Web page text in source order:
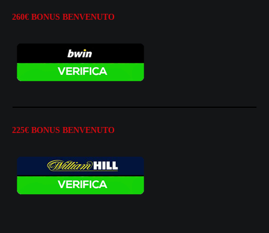
260€ BONUS BENVENUTO
225€ BONUS BENVENUTO